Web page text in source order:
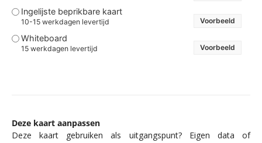
Ingelijste beprikbare kaart
10-15 werkdagen levertijd Voorbeeld
Whiteboard
15 werkdagen levertijd Voorbeeld
Deze kaart aanpassen
Deze kaart gebruiken als uitgangspunt? Eigen data of